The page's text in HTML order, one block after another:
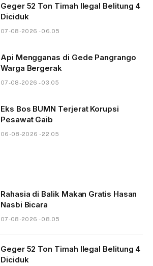
Geger 52 Ton Timah Ilegal Belitung 4
Diciduk
07-08-2026 - 06.05
Api Mengganas di Gede Pangrango
Warga Bergerak
07-08-2026 - 03.05
Eks Bos BUMN Terjerat Korupsi
Pesawat Gaib
06-08-2026 - 22.05
Rahasia di Balik Makan Gratis Hasan
Nasbi Bicara
07-08-2026 - 08.05
Geger 52 Ton Timah Ilegal Belitung 4
Diciduk